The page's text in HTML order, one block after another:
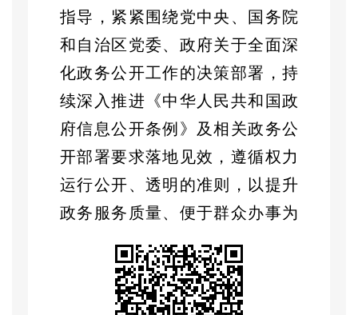
指导，紧紧围绕党中央、国务院
和自治区党委、政府关于全面深
化政务公开工作的决策部署，持
续深入推进《中华人民共和国政
府信息公开条例》及相关政务公
开部署要求落地见效，遵循权力
运行公开、透明的准则， 以提升
政务服务质量、便于群众办事为
出发点，将政务公开作为促进勤
政廉政、提升工作效能的关键抓
手。通过深化 “阳光政务”建设，不